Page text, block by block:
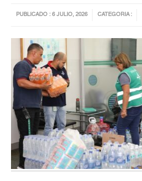
PUBLICADO : 6 JULIO, 2026 CATEGORIA :